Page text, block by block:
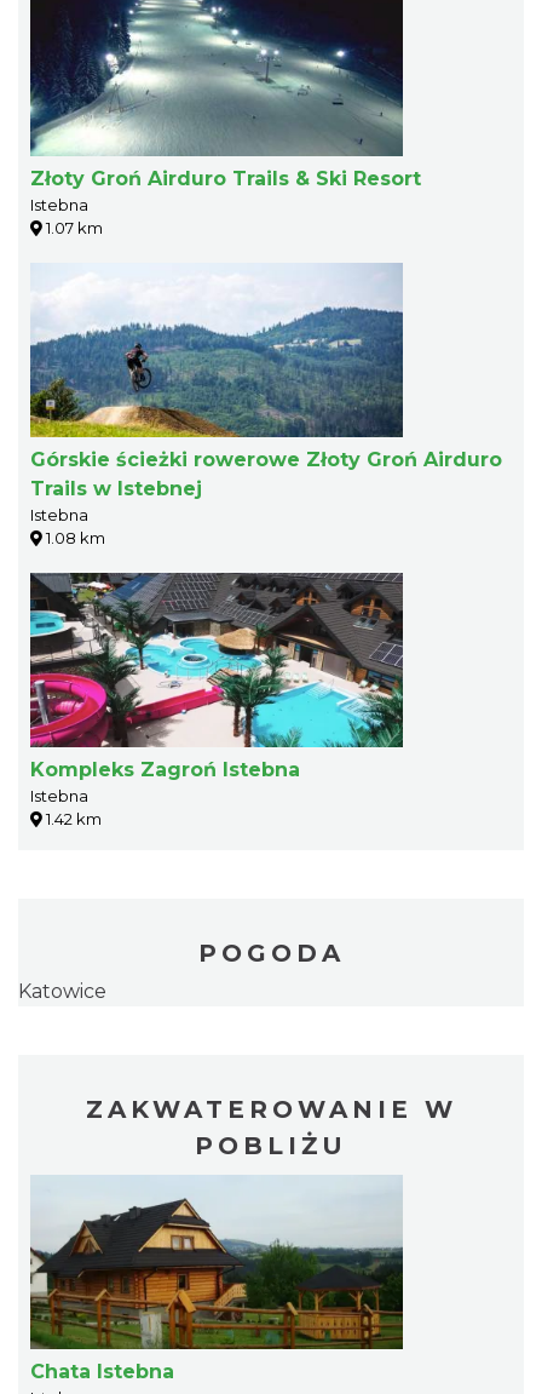
Złoty Groń Airduro Trails & Ski Resort
Istebna
1.07 km
Górskie ścieżki rowerowe Złoty Groń Airduro
Trails w Istebnej
Istebna
1.08 km
Kompleks Zagroń Istebna
Istebna
1.42 km
POGODA
Katowice
ZAKWATEROWANIE W
POBLIŻU
Chata Istebna